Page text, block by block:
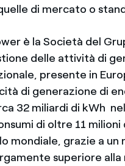
di mercato o
è la Società del
delle attività di
presente in
di generazione di
32 miliardi di kWh
di oltre 11
mondiale, grazie a
superiore